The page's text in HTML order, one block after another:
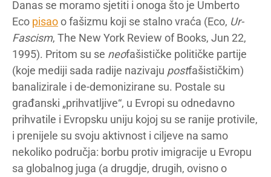
Danas se moramo sjetiti i onoga što je Umberto
Eco pisaoo fašizmu koji se stalno vraća (Eco, Ur-
Fascism, The New York Review of Books, Jun 22,
1995). Pritom su se neofašističke političke partije
(koje mediji sada radije nazivaju postfašističkim)
banalizirale i de-demonizirane su. Postale su
građanski „prihvatljive“, u Evropi su odnedavno
prihvatile i Evropsku uniju kojoj su se ranije protivile,
i prenijele su svoju aktivnost i ciljeve na samo
nekoliko područja: borbu protiv imigracije u Evropu
sa globalnog juga (a drugdje, drugih, ovisno o